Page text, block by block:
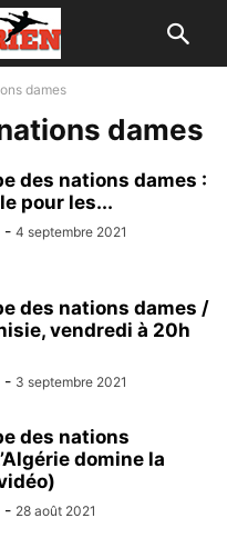
dames
dames
des nations dames :
pour les...
- 4 septembre 2021
des nations dames /
vendredi à 20h
- 3 septembre 2021
des nations
domine la
- 28 août 2021